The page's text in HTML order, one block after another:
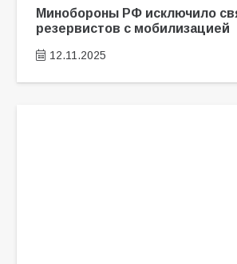
Минобороны РФ исключило
резервистов с мобилизацией
12.11.2025